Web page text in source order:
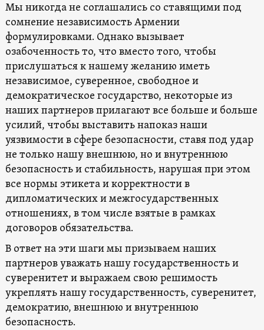
Мы никогда не соглашались со ставящими под
сомнение независимость Армении
формулировками. Однако вызывает
озабоченность то, что вместо того, чтобы
прислушаться к нашему желанию иметь
независимое, суверенное, свободное и
демократическое государство, некоторые из
наших партнеров прилагают все больше и больше
усилий, чтобы выставить напоказ наши
уязвимости в сфере безопасности, ставя под удар
не только нашу внешнюю, но и внутреннюю
безопасность и стабильность, нарушая при этом
все нормы этикета и корректности в
дипломатических и межгосударственных
отношениях, в том числе взятые в рамках
договоров обязательства.
В ответ на эти шаги мы призываем наших
партнеров уважать нашу государственность и
суверенитет и выражаем свою решимость
укреплять нашу государственность, суверенитет,
демократию, внешнюю и внутреннюю
безопасность.